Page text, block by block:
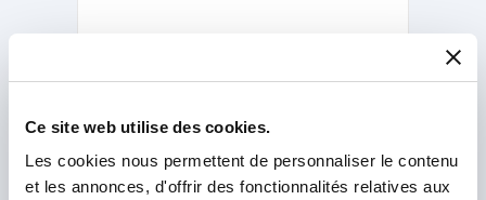
Ce site web utilise des cookies.
Les cookies nous permettent de personnaliser le contenu
et les annonces, d'offrir des fonctionnalités relatives aux